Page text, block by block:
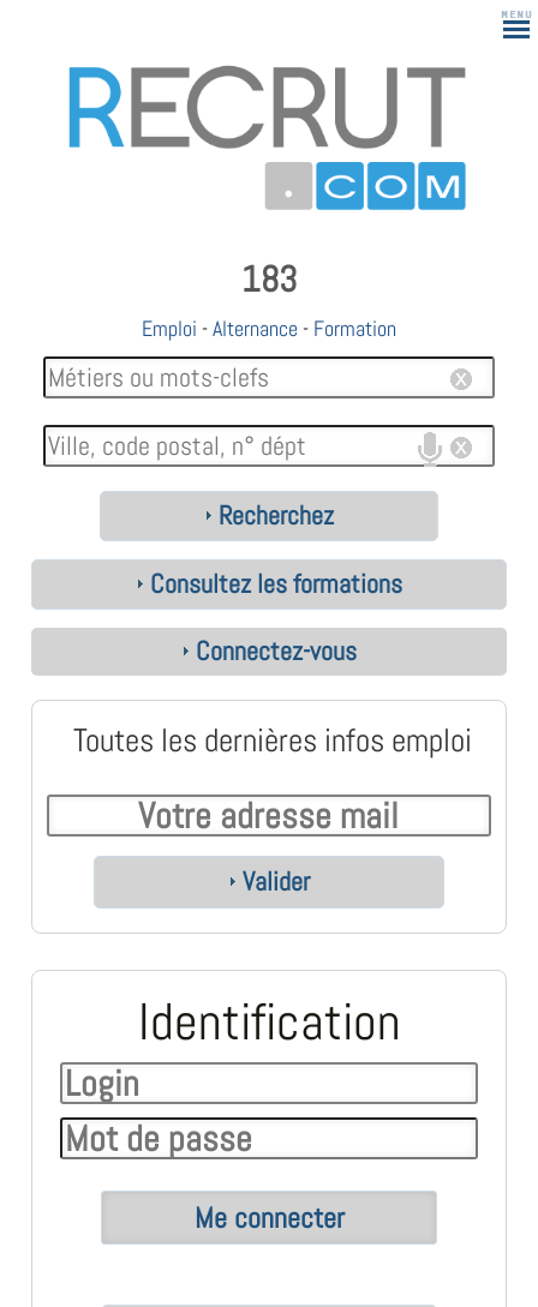
183
Emploi -Alternance - Formation
Recherchez
Consultez les formations
Connectez-vous
Toutes les dernières infos emploi
Valider
Identification